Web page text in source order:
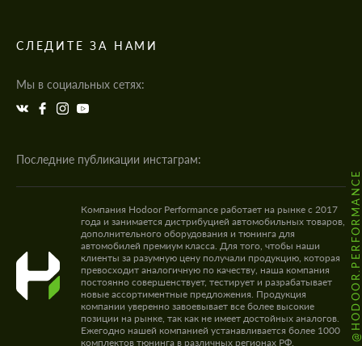
СЛЕДИТЕ ЗА НАМИ
Мы в социальных сетях:
Последние публикации инстаграм:
@HODOOR.PERFORMANCE
Компания Hodoor Performance работает на рынке с 2017
года и занимается дистрибуцией автомобильных товаров,
дополнительного оборудования и тюнинга для
автомобилей премиум класса. Для того, чтобы наши
клиенты за разумную цену получали продукцию, которая
превосходит аналогичную по качеству, наша компания
постоянно совершенствует, тестирует и разрабатывает
новые ассортиментные предложения. Продукция
компании уверенно завоевывает все более высокие
позиции на рынке, так как не имеет достойных аналогов.
Ежегодно нашей компанией устанавливается более 1000
комплектов тюнинга в различных регионах РФ.